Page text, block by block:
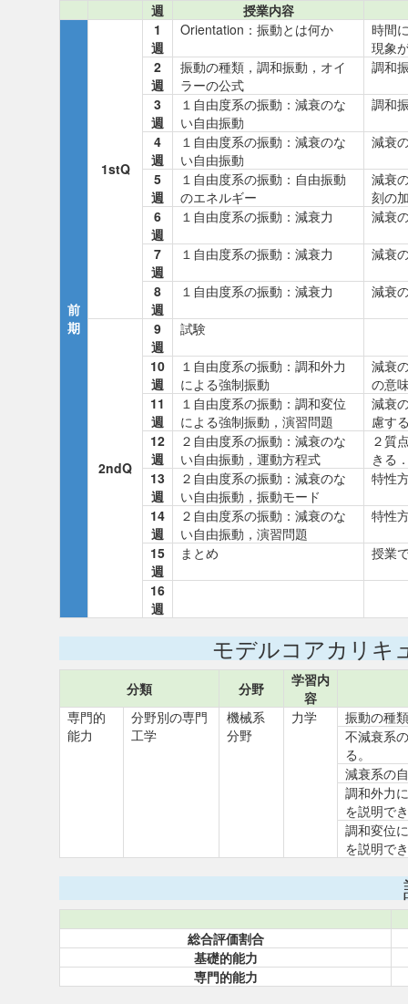
週 授業内容
前
期
1stQ
1
週
Orientation：振動とは何か
時間
現象
2
週
振動の種類，調和振動，オイ
ラーの公式
調和
3
週
１自由度系の振動：減衰のな
い自由振動
調和
4
週
１自由度系の振動：減衰のな
い自由振動
減衰
5
週
１自由度系の振動：自由振動
のエネルギー
減衰
刻の
6
週
１自由度系の振動：減衰力 減衰
7
週
１自由度系の振動：減衰力 減衰
8
週
１自由度系の振動：減衰力 減衰
2ndQ
9
週
試験
10
週
１自由度系の振動：調和外力
による強制振動
減衰
の意
11
週
１自由度系の振動：調和変位
による強制振動，演習問題
減衰
慮す
12
週
２自由度系の振動：減衰のな
い自由振動，運動方程式
２質
きる
13
週
２自由度系の振動：減衰のな
い自由振動，振動モード
特性
14
週
２自由度系の振動：減衰のな
い自由振動，演習問題
特性
15
週
まとめ 授業
16
週
モデルコアカリキ
分類 分野
学習内
容
専門的
能力
分野別の専門
工学
機械系
分野
力学
振動の種
不減衰系
る。
減衰系の
調和外力
を説明で
調和変位
を説明で
総合評価割合
基礎的能力
専門的能力